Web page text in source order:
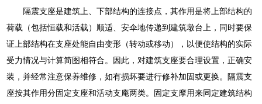
隔震支座是建筑上、下部结构的连接点，其作用是将上部结构的
荷载（包括恒载和活载）顺适、安伞地传递到建筑墩台上，同时要保
证上部结构在支座处能自由变形（转动或移动），以便使结构的实际
受力情况与计算简图相符合。因此，对建筑支座要合理设置，正确安
装，并经常注意保养维修，如有损坏要进行修补加固或更换。隔震支
座按其作用分固定支座和活动支庵两类。固定支摩用来同定建筑结构